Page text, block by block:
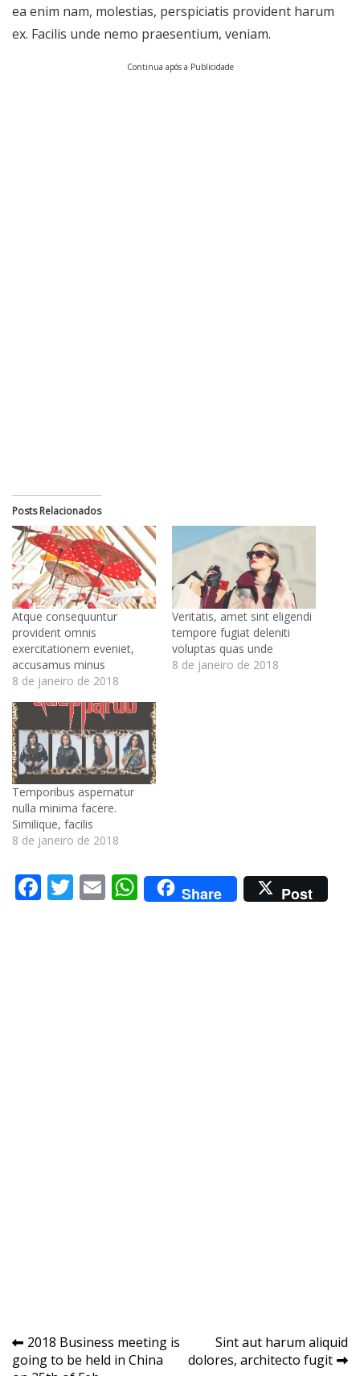
ea enim nam, molestias, perspiciatis provident harum
ex. Facilis unde nemo praesentium, veniam.
Continua após a Publicidade
Posts Relacionados
Atque consequuntur
provident omnis
exercitationem eveniet,
accusamus minus
8 de janeiro de 2018
Veritatis, amet sint eligendi
tempore fugiat deleniti
voluptas quas unde
8 de janeiro de 2018
Temporibus aspernatur
nulla minima facere.
Similique, facilis
8 de janeiro de 2018
Facebook
Twitter
EmailWhatsApp
Share Post
Navegação
2018 Business meeting is
going to be held in China
Sint aut harum aliquid
dolores, architecto fugit